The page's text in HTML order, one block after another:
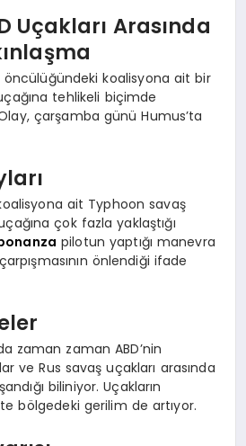
Uçakları Arasında
öncülüğündeki koalisyona ait bir
tehlikeli biçimde
Olay, çarşamba günü Humus’ta
ait Typhoon savaş
çok fazla yaklaştığı
pilotun yaptığı manevra
önlendiği ifade
zaman zaman ABD’nin
ve Rus savaş uçakları arasında
biliniyor. Uçakların
bölgedeki gerilim de artıyor.